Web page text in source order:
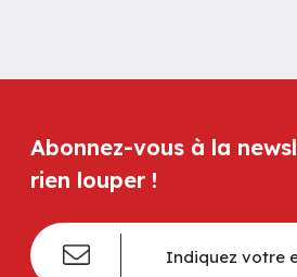
Abonnez-vous à la
rien louper !